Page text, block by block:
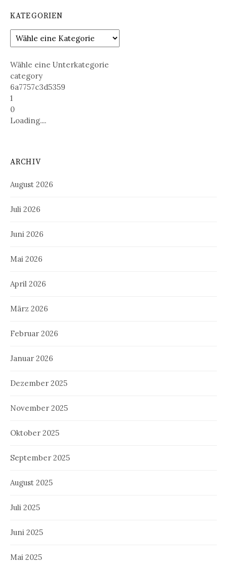
KATEGORIEN
Wähle eine Unterkategorie
category
6a7757c3d5359
1
0
Loading....
ARCHIV
August 2026
Juli 2026
Juni 2026
Mai 2026
April 2026
März 2026
Februar 2026
Januar 2026
Dezember 2025
November 2025
Oktober 2025
September 2025
August 2025
Juli 2025
Juni 2025
Mai 2025